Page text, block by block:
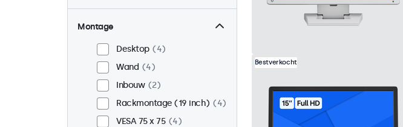
Montage
Desktop
4
Wand
4
Inbouw
2
Rackmontage (19 inch)
4
VESA 75 x 75
4
Bestverkocht